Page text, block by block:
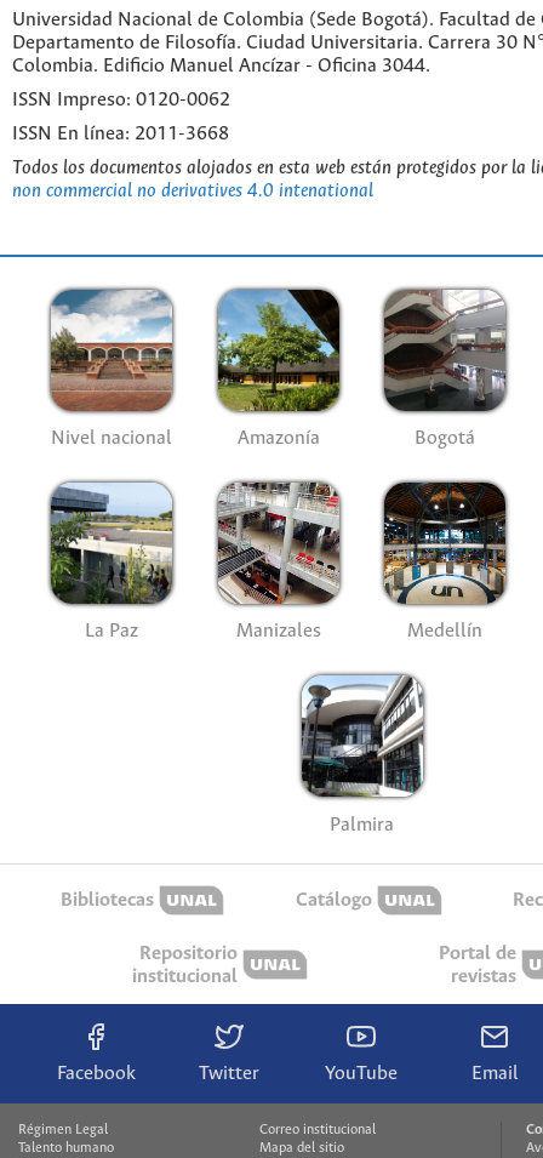
Universidad Nacional de Colombia (Sede Bogotá). Facultad de
Departamento de Filosofía. Ciudad Universitaria. Carrera 30
Colombia. Edificio Manuel Ancízar - Oficina 3044.
ISSN Impreso: 0120-0062
ISSN En línea: 2011-3668
Todos los documentos alojados en esta web están protegidos por la
non commercial no derivatives 4.0 intenational
Nivel nacional Amazonía Bogotá
La Paz Manizales Medellín
Palmira
Bibliotecas Catálogo
Repositorio
institucional
Portal de
revistas
Facebook Twitter YouTube Email
Régimen Legal
Talento humano
Correo institucional
Mapa del sitio